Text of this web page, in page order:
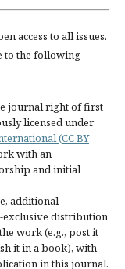
access to all issues.
to the following
journal right of first
licensed under
(CC BY
with an
and initial
additional
exclusive distribution
work (e.g., post it
it in a book), with
in this journal.